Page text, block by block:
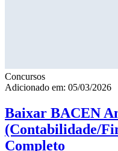
Concursos
Adicionado em: 05/03/2026
Baixar BACEN
(Contabilidade/
Completo